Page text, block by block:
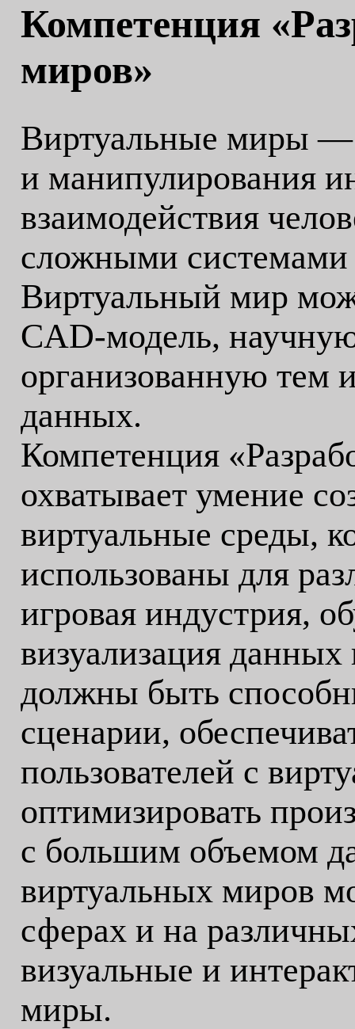
Компетенция
миров»
Виртуальные миры —
и манипулирования
взаимодействия
сложными
Виртуальный мир
CAD-модель,
организованную тем
данных.
Компетенция
охватывает умение
виртуальные среды,
использованы для
игровая индустрия,
визуализация данных
должны быть
сценарии,
пользователей с
оптимизировать
с большим объемом
виртуальных миров
сферах и на
визуальные и
миры.